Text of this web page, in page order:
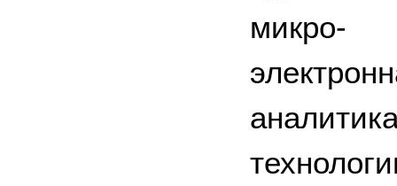
микро-